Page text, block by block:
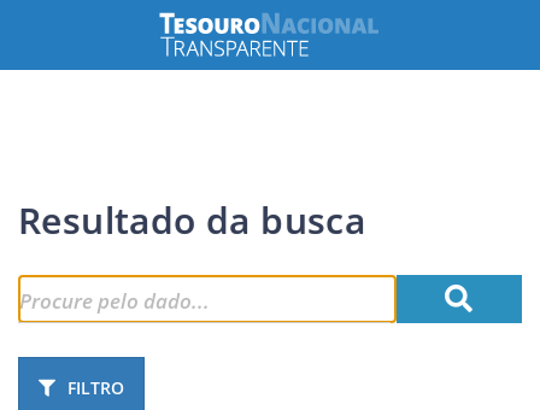
Resultado da busca
FILTRO